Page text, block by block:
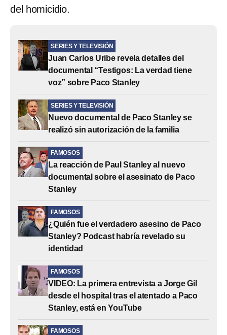
del homicidio.
SERIES Y TELEVISIÓN
Juan Carlos Uribe revela detalles del
documental “Testigos: La verdad tiene
voz” sobre Paco Stanley
SERIES Y TELEVISIÓN
Nuevo documental de Paco Stanley se
realizó sin autorización de la familia
FAMOSOS
La reacción de Paul Stanley al nuevo
documental sobre el asesinato de Paco
Stanley
FAMOSOS
¿Quién fue el verdadero asesino de Paco
Stanley? Podcast habría revelado su
identidad
FAMOSOS
VIDEO: La primera entrevista a Jorge Gil
desde el hospital tras el atentado a Paco
Stanley, está en YouTube
FAMOSOS